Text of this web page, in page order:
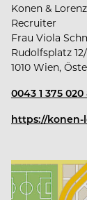
Konen &
Recruiter
Frau Viola
Rudolfsplatz
1010 Wien,
0043 1 375 020
https://konen-